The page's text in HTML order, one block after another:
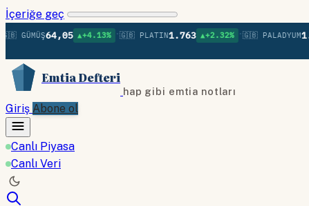
İçeriğe geç
64,05 ▲+4.13% 🇬🇧 PLATIN1.763 ▲+2.32% 🇬🇧 PALADYUM1.382
Emtia Defteri
hap gibi emtia notları
Giriş Abone ol
Canlı Piyasa
Canlı Veri